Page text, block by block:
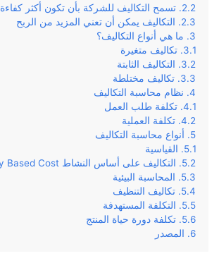
تسمح التكاليف للشركة بأن تكون أكثر كفاءة
التكاليف يمكن أن تعني المزيد من الربح
ما هي أنواع التكاليف؟
تكاليف متغيرة
التكاليف الثابتة
تكاليف مختلطة
نظام محاسبة التكاليف
تكلفة طلب العمل
تكلفة العملية
أنواع محاسبة التكاليف
القياسية
التكاليف على أساس النشاط Activity Based Cost
المحاسبة البيئية
تكاليف التنظيف
التكلفة المستهدفة
تكلفة دورة حياة المنتج
المصدر